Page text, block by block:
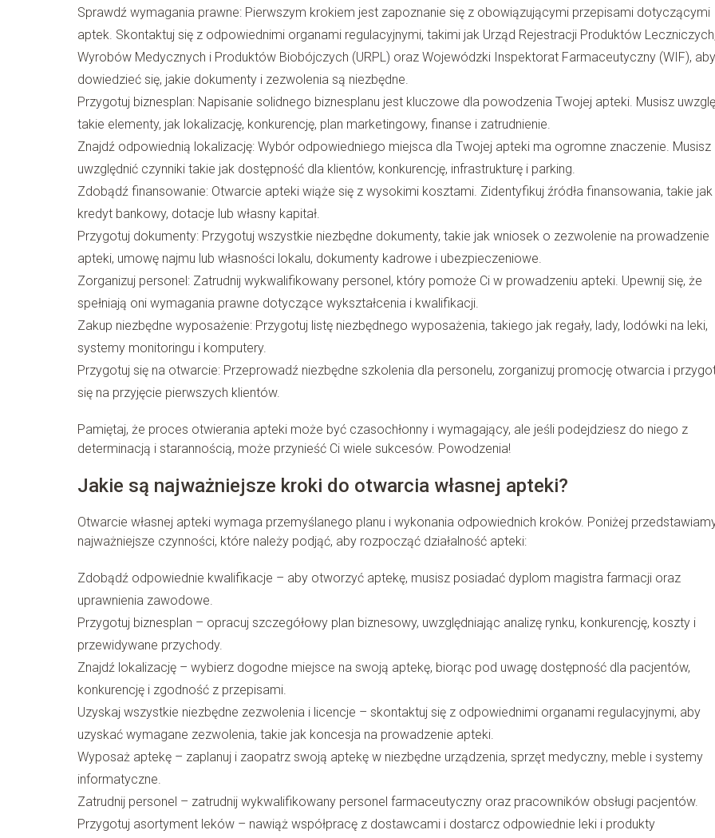
Sprawdź wymagania prawne: Pierwszym krokiem jest zapoznanie się z obowiązującymi przepisami dotyczącymi
aptek. Skontaktuj się z odpowiednimi organami regulacyjnymi, takimi jak Urząd Rejestracji Produktów
Wyrobów Medycznych i Produktów Biobójczych (URPL) oraz Wojewódzki Inspektorat Farmaceutyczny (WIF), aby
dowiedzieć się, jakie dokumenty i zezwolenia są niezbędne.
Przygotuj biznesplan: Napisanie solidnego biznesplanu jest kluczowe dla powodzenia Twojej apteki. Musisz
takie elementy, jak lokalizację, konkurencję, plan marketingowy, finanse i zatrudnienie.
Znajdź odpowiednią lokalizację: Wybór odpowiedniego miejsca dla Twojej apteki ma ogromne znaczenie. Musisz
uwzględnić czynniki takie jak dostępność dla klientów, konkurencję, infrastrukturę i parking.
Zdobądź finansowanie: Otwarcie apteki wiąże się z wysokimi kosztami. Zidentyfikuj źródła finansowania, takie jak
kredyt bankowy, dotacje lub własny kapitał.
Przygotuj dokumenty: Przygotuj wszystkie niezbędne dokumenty, takie jak wniosek o zezwolenie na prowadzenie
apteki, umowę najmu lub własności lokalu, dokumenty kadrowe i ubezpieczeniowe.
Zorganizuj personel: Zatrudnij wykwalifikowany personel, który pomoże Ci w prowadzeniu apteki. Upewnij się, że
spełniają oni wymagania prawne dotyczące wykształcenia i kwalifikacji.
Zakup niezbędne wyposażenie: Przygotuj listę niezbędnego wyposażenia, takiego jak regały, lady, lodówki na leki,
systemy monitoringu i komputery.
Przygotuj się na otwarcie: Przeprowadź niezbędne szkolenia dla personelu, zorganizuj promocję otwarcia i
się na przyjęcie pierwszych klientów.
Pamiętaj, że proces otwierania apteki może być czasochłonny i wymagający, ale jeśli podejdziesz do niego z
determinacją i starannością, może przynieść Ci wiele sukcesów. Powodzenia!
Jakie są najważniejsze kroki do otwarcia własnej apteki?
Otwarcie własnej apteki wymaga przemyślanego planu i wykonania odpowiednich kroków. Poniżej
najważniejsze czynności, które należy podjąć, aby rozpocząć działalność apteki:
Zdobądź odpowiednie kwalifikacje – aby otworzyć aptekę, musisz posiadać dyplom magistra farmacji oraz
uprawnienia zawodowe.
Przygotuj biznesplan – opracuj szczegółowy plan biznesowy, uwzględniając analizę rynku, konkurencję, koszty i
przewidywane przychody.
Znajdź lokalizację – wybierz dogodne miejsce na swoją aptekę, biorąc pod uwagę dostępność dla pacjentów,
konkurencję i zgodność z przepisami.
Uzyskaj wszystkie niezbędne zezwolenia i licencje – skontaktuj się z odpowiednimi organami regulacyjnymi, aby
uzyskać wymagane zezwolenia, takie jak koncesja na prowadzenie apteki.
Wyposaż aptekę – zaplanuj i zaopatrz swoją aptekę w niezbędne urządzenia, sprzęt medyczny, meble i systemy
informatyczne.
Zatrudnij personel – zatrudnij wykwalifikowany personel farmaceutyczny oraz pracowników obsługi pacjentów.
Przygotuj asortyment leków – nawiąż współpracę z dostawcami i dostarcz odpowiednie leki i produkty